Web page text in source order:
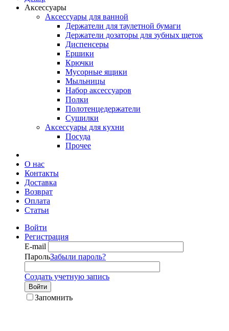
Аксессуары
Аксессуары для ванной
Держатели для таулетной бумаги
Держатели дозаторы для зубных щеток
Диспенсеры
Ершики
Крючки
Мусорные ящики
Мыльницы
Набор аксессуаров
Полки
Полотенцедержатели
Сушилки
Аксессуары для кухни
Посуда
Прочее
О нас
Контакты
Доставка
Возврат
Оплата
Статьи
Войти
Регистрация
E-mail
ПарольЗабыли пароль?
Создать учетную запись
Войти
Запомнить